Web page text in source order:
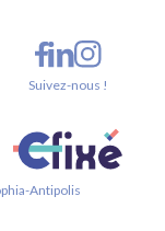
Antipolis
Suivez-nous !